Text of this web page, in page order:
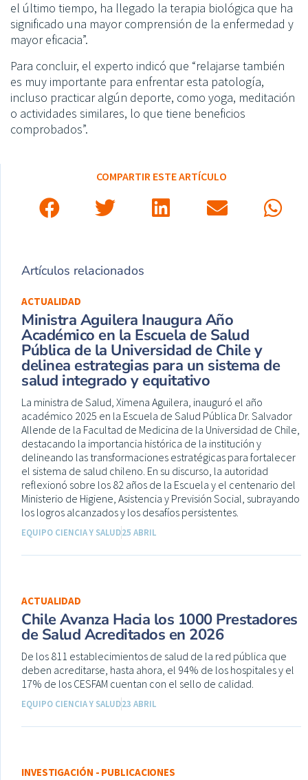
el último tiempo, ha llegado la terapia biológica que ha
significado una mayor comprensión de la enfermedad y
mayor eficacia”.
Para concluir, el experto indicó que “relajarse también
es muy importante para enfrentar esta patología,
incluso practicar algún deporte, como yoga, meditación
o actividades similares, lo que tiene beneficios
comprobados”.
COMPARTIR ESTE ARTÍCULO
Artículos relacionados
ACTUALIDAD
Ministra Aguilera Inaugura Año
Académico en la Escuela de Salud
Pública de la Universidad de Chile y
delinea estrategias para un sistema de
salud integrado y equitativo
La ministra de Salud, Ximena Aguilera, inauguró el año
académico 2025 en la Escuela de Salud Pública Dr. Salvador
Allende de la Facultad de Medicina de la Universidad de Chile,
destacando la importancia histórica de la institución y
delineando las transformaciones estratégicas para fortalecer
el sistema de salud chileno. En su discurso, la autoridad
reflexionó sobre los 82 años de la Escuela y el centenario del
Ministerio de Higiene, Asistencia y Previsión Social, subrayando
los logros alcanzados y los desafíos persistentes.
EQUIPO CIENCIA Y SALUD25 ABRIL
ACTUALIDAD
Chile Avanza Hacia los 1000 Prestadores
de Salud Acreditados en 2026
De los 811 establecimientos de salud de la red pública que
deben acreditarse, hasta ahora, el 94% de los hospitales y el
17% de los CESFAM cuentan con el sello de calidad.
EQUIPO CIENCIA Y SALUD23 ABRIL
INVESTIGACIÓN - PUBLICACIONES